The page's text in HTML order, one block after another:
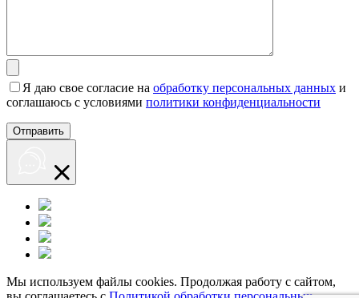
Я даю свое согласие на обработку персональных данных и
соглашаюсь с условиями политики конфиденциальности
Мы используем файлы cookies. Продолжая работу с сайтом,